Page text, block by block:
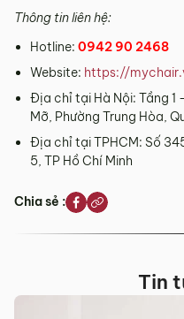
Thông tin liên hệ:
Hotline: 0942 90 2468
Website: https://
Địa chỉ tại Hà Nội: Tầng 1
Mỡ, Phường Trung Hòa,
Địa chỉ tại TPHCM: Số
5, TP Hồ Chí Minh
Chia sẻ :
Tin